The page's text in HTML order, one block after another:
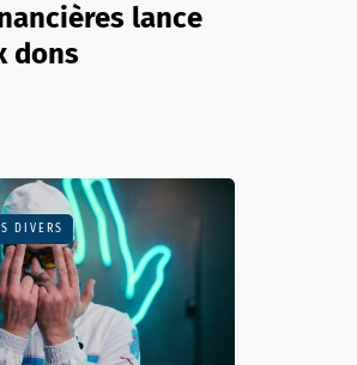
lance
dons
DIVERS